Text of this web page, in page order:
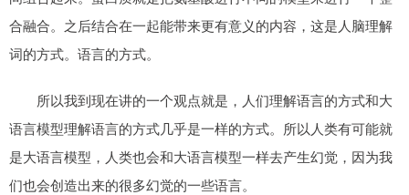
合融合。之后结合在一起能带来更有意义的内容，这是人脑理解
词的方式。语言的方式。
所以我到现在讲的一个观点就是，人们理解语言的方式和大
语言模型理解语言的方式几乎是一样的方式。所以人类有可能就
是大语言模型，人类也会和大语言模型一样去产生幻觉，因为我
们也会创造出来的很多幻觉的一些语言。